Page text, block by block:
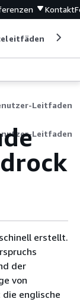
Kontakt
Leitfaden
Leitfaden
erstellt.
der
von
englische